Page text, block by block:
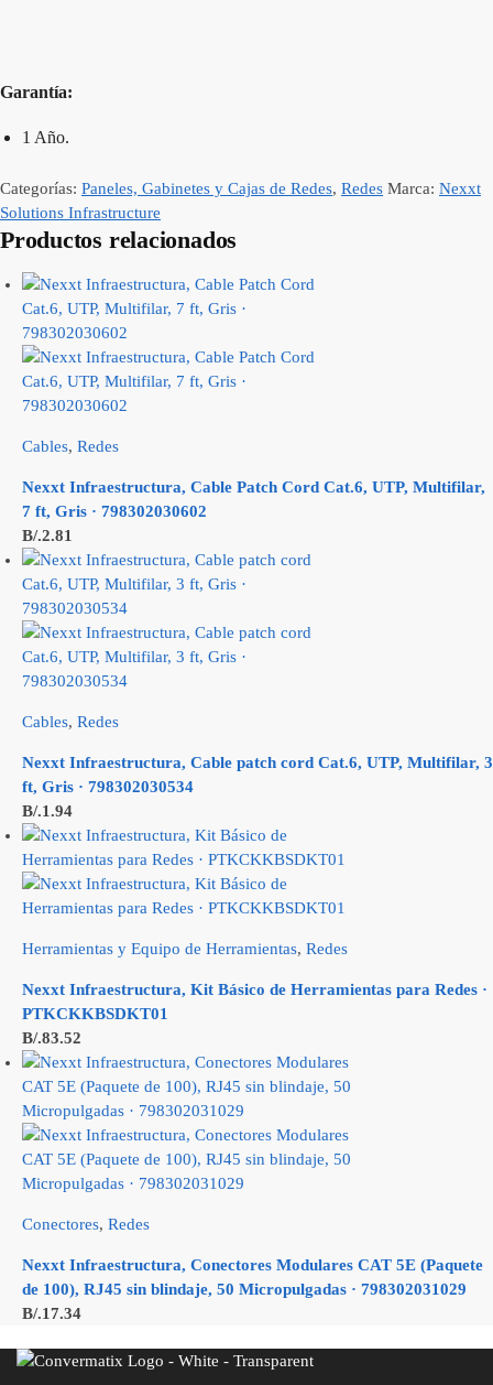
Garantía:
1 Año.
Categorías: Paneles, Gabinetes y Cajas de Redes, Redes Marca: Nexxt
Solutions Infrastructure
Productos relacionados
Cables, Redes
Nexxt Infraestructura, Cable Patch Cord Cat.6, UTP, Multifilar,
7 ft, Gris · 798302030602
B/.2.81
Cables, Redes
Nexxt Infraestructura, Cable patch cord Cat.6, UTP, Multifilar, 3
ft, Gris · 798302030534
B/.1.94
Herramientas y Equipo de Herramientas, Redes
Nexxt Infraestructura, Kit Básico de Herramientas para Redes ·
PTKCKKBSDKT01
B/.83.52
Conectores, Redes
Nexxt Infraestructura, Conectores Modulares CAT 5E (Paquete
de 100), RJ45 sin blindaje, 50 Micropulgadas · 798302031029
B/.17.34